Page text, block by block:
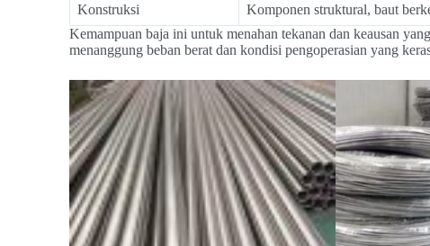
Konstruksi
Komponen struktural, baut
Kemampuan baja ini untuk menahan tekanan dan keausan
menanggung beban berat dan kondisi pengoperasian yang